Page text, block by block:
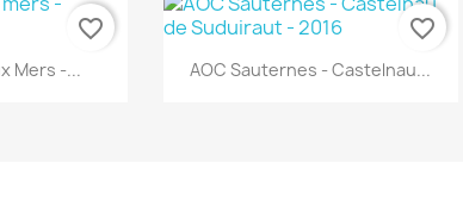
Mers -...
favorite_border
Aperçu rapide
AOC Sauternes - Castelnau...
favorite_border